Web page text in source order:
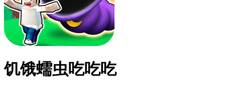
饥饿蠕虫吃吃吃